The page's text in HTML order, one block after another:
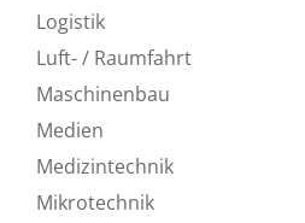
Logistik
Luft- / Raumfahrt
Maschinenbau
Medien
Medizintechnik
Mikrotechnik